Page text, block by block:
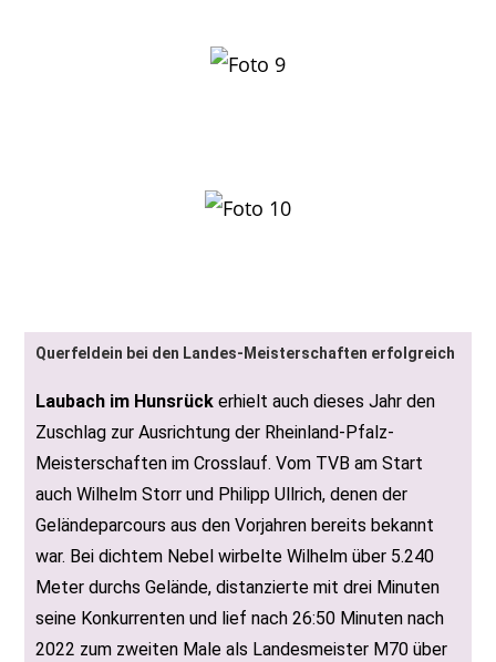
Querfeldein bei den Landes-Meisterschaften erfolgreich
Laubach im Hunsrück erhielt auch dieses Jahr den
Zuschlag zur Ausrichtung der Rheinland-Pfalz-
Meisterschaften im Crosslauf. Vom TVB am Start
auch Wilhelm Storr und Philipp Ullrich, denen der
Geländeparcours aus den Vorjahren bereits bekannt
war. Bei dichtem Nebel wirbelte Wilhelm über 5.240
Meter durchs Gelände, distanzierte mit drei Minuten
seine Konkurrenten und lief nach 26:50 Minuten nach
2022 zum zweiten Male als Landesmeister M70 über